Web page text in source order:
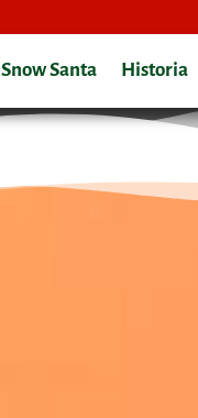
Snow Santa Historia